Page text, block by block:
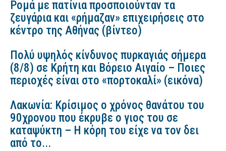
Ρομά με πατίνια προσποιούνταν τα
ζευγάρια και «ρήμαζαν» επιχειρήσεις στο
κέντρο της Αθήνας (βίντεο)
Πολύ υψηλός κίνδυνος πυρκαγιάς σήμερα
(8/8) σε Κρήτη και Βόρειο Αιγαίο – Ποιες
περιοχές είναι στο «πορτοκαλί» (εικόνα)
Λακωνία: Κρίσιμος ο χρόνος θανάτου του
90χρονου που έκρυβε ο γιος του σε
καταψύκτη – Η κόρη του είχε να τον δει
από το...